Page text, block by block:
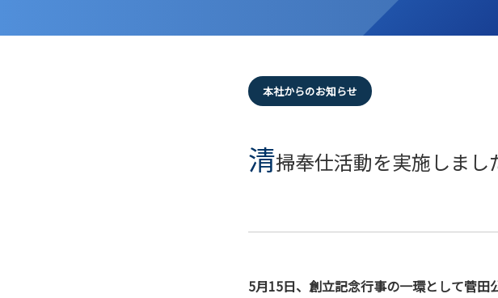
本社からのお知らせ
清掃奉仕活動を実施しまし
5月15日、創立記念行事の一環として菅